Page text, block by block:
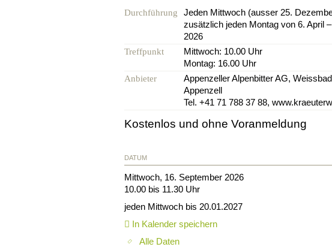
Durchführung
Jeden Mittwoch (ausser 25.
zusätzlich jeden Montag von 6. April
2026
Treffpunkt
Mittwoch: 10.00 Uhr
Montag: 16.00 Uhr
Anbieter
Appenzeller Alpenbitter AG,
Appenzell
Tel. +41 71 788 37 88,
Kostenlos und ohne Voranmeldung
DATUM
Mittwoch, 16. September 2026
10.00 bis 11.30 Uhr
jeden Mittwoch bis 20.01.2027
In Kalender speichern
Alle Daten